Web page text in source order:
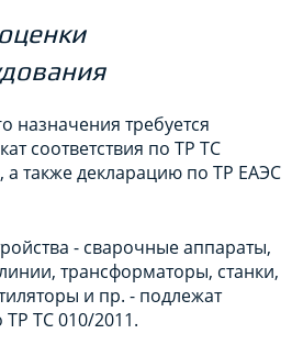
назначения требуется
соответствия по ТР ТС
а также декларацию по ТР ЕАЭС
- сварочные аппараты,
трансформаторы, станки,
и пр. - подлежат
ТС 010/2011.